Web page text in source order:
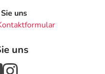
uns
uns